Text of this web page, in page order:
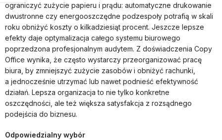
ograniczyć zużycie papieru i prądu: automatyczne drukowanie
dwustronne czy energooszczędne podzespoły potrafią w skali
roku obniżyć koszty o kilkadziesiąt procent. Jeszcze lepsze
efekty daje optymalizacja całego systemu biurowego
poprzedzona profesjonalnym audytem. Z doświadczenia Copy
Office wynika, że często wystarczy przeorganizować pracę
biura, by zmniejszyć zużycie zasobów i obniżyć rachunki,
a jednocześnie utrzymać lub nawet podnieść efektywność
działań. Lepsza organizacja to nie tylko konkretne
oszczędności, ale też większa satysfakcja z rozsądnego
podejścia do biznesu.
Odpowiedzialny wybór